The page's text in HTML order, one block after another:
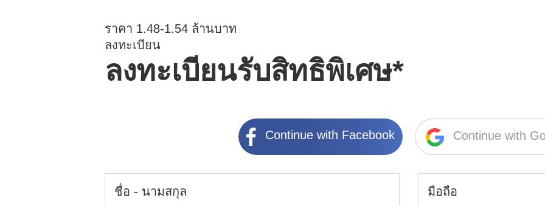
ราคา 1.48-1.54 ล้านบาท
ลงทะเบียน
ลงทะเบียนรับสิทธิพิเศษ*
Continue with Facebook Continue with